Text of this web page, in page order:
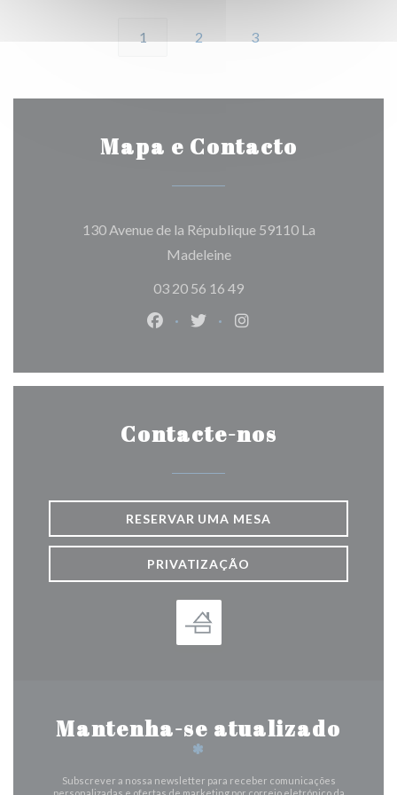
1 2 3
Mapa e Contacto
130 Avenue de la République 59110 La
Madeleine((abre numa nova janela))
03 20 56 16 49
Facebook ((abre numa nova janela))
Twitter ((abre numa nova
Instagram ((abre
Contacte-nos
RESERVAR UMA MESA
PRIVATIZAÇÃO
Mantenha-se atualizado
*
Subscrever a nossa newsletter para receber comunicações